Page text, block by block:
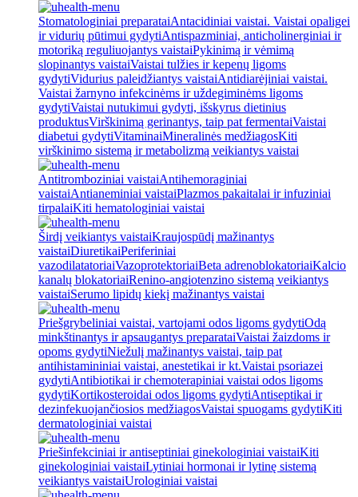
Stomatologiniai preparataiAntacidiniai vaistai. Vaistai opaligei
ir vidurių pūtimui gydytiAntispazminiai, anticholinerginiai ir
motoriką reguliuojantys vaistaiPykinimą ir vėmimą
slopinantys vaistaiVaistai tulžies ir kepenų ligoms
gydytiVidurius paleidžiantys vaistaiAntidiarėjiniai vaistai.
Vaistai žarnyno infekcinėms ir uždegiminėms ligoms
gydytiVaistai nutukimui gydyti, išskyrus dietinius
produktusVirškinimą gerinantys, taip pat fermentaiVaistai
diabetui gydytiVitaminaiMineralinės medžiagosKiti
virškinimo sistemą ir metabolizmą veikiantys vaistai
Antitromboziniai vaistaiAntihemoraginiai
vaistaiAntianeminiai vaistaiPlazmos pakaitalai ir infuziniai
tirpalaiKiti hematologiniai vaistai
Širdį veikiantys vaistaiKraujospūdį mažinantys
vaistaiDiuretikaiPeriferiniai
vazodilatatoriaiVazoprotektoriaiBeta adrenoblokatoriaiKalcio
kanalų blokatoriaiRenino-angiotenzino sistemą veikiantys
vaistaiSerumo lipidų kiekį mažinantys vaistai
Priešgrybeliniai vaistai, vartojami odos ligoms gydytiOdą
minkštinantys ir apsaugantys preparataiVaistai žaizdoms ir
opoms gydytiNiežulį mažinantys vaistai, taip pat
antihistamininiai vaistai, anestetikai ir kt.Vaistai psoriazei
gydytiAntibiotikai ir chemoterapiniai vaistai odos ligoms
gydytiKortikosteroidai odos ligoms gydytiAntiseptikai ir
dezinfekuojančiosios medžiagosVaistai spuogams gydytiKiti
dermatologiniai vaistai
Priešinfekciniai ir antiseptiniai ginekologiniai vaistaiKiti
ginekologiniai vaistaiLytiniai hormonai ir lytinę sistemą
veikiantys vaistaiUrologiniai vaistai